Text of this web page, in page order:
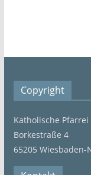
Copyright
Katholische
Borkestraße 4
65205